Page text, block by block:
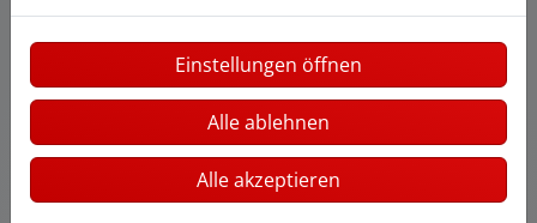
Individuelle Planung und Beratung
Wir beraten Sie basierend auf Ihren Wünschen und
Gegebenheiten zu den Möglichkeiten der Regen-
und/oder Grauwassernutzung für Ihr Gebäude
Nach Vertragsabschluss erhalten Sie eine
transparente und bindende Kostenaufstellung
Einstellungen öffnen
Alle ablehnen
Alle akzeptieren